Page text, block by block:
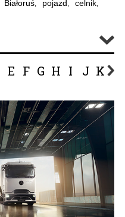
Białoruś, pojazd , celnik,
E F G H I J K L